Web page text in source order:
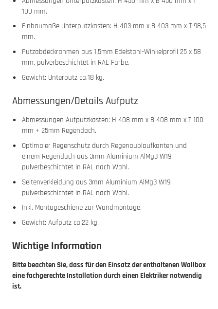
100 mm.
Einbaumaße Unterputzkasten: H 403 mm x B 403 mm x T 98,5
mm.
Putzabdeckrahmen aus 1,5mm Edelstahl-Winkelprofil 25 x 58
mm, pulverbeschichtet in RAL Farbe.
Gewicht: Unterputz ca.18 kg.
Abmessungen/Details Aufputz
Abmessungen Aufputzkasten: H 408 mm x B 408 mm x T 100
mm + 25mm Regendach.
Optimaler Regenschutz durch Regenaublaufkanten und
einem Regendach aus 3mm Aluminium AlMg3 W19,
pulverbeschichtet in RAL nach Wahl.
Seitenverkleidung aus 3mm Aluminium AlMg3 W19,
pulverbeschichtet in RAL nach Wahl.
Inkl. Montageschiene zur Wandmontage.
Gewicht: Aufputz ca.22 kg.
Wichtige Information
Bitte beachten Sie, dass für den Einsatz der enthaltenen Wallbox
eine fachgerechte Installation durch einen Elektriker notwendig
ist.